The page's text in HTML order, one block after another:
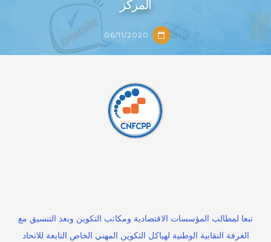
المركز
06/11/2020
06/11/2020
تبعا لمطالب المؤسسات الاقتصادية ومكاتب التكوين وبعد التنسيق مع
الغرفة النقابية الوطنية لهياكل التكوين المهني الخاص التابعة للاتحاد